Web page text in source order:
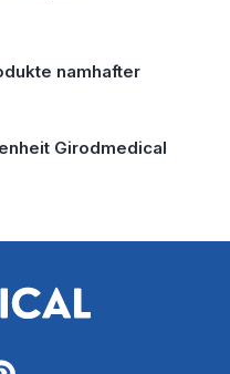
namhafter
Girodmedical